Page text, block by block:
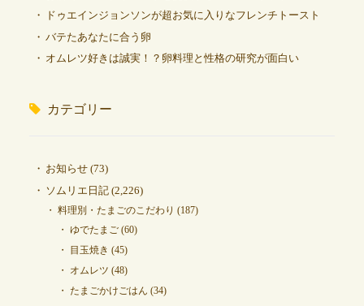
ドゥエインジョンソンが超お気に入りなフレンチトースト
バテたあなたに合う卵
オムレツ好きは誠実！？卵料理と性格の研究が面白い
カテゴリー
お知らせ(73)
ソムリエ日記(2,226)
料理別・たまごのこだわり (187)
ゆでたまご(60)
目玉焼き (45)
オムレツ (48)
たまごかけごはん (34)